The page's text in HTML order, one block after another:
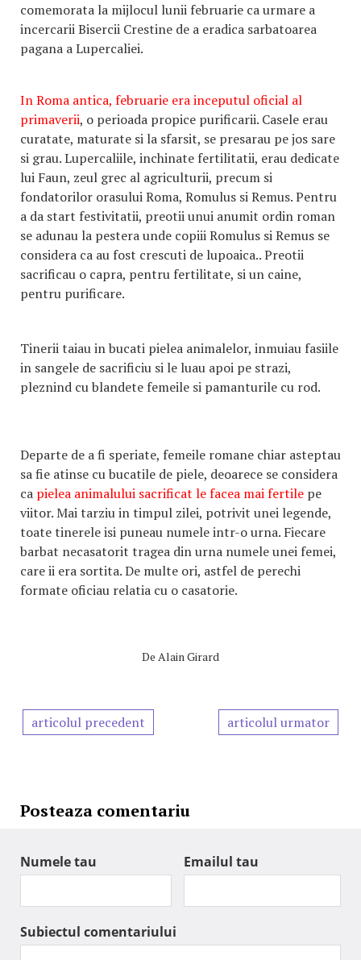
comemorata la mijlocul lunii februarie ca urmare a
incercarii Bisercii Crestine de a eradica sarbatoarea
pagana a Lupercaliei.
In Roma antica, februarie era inceputul oficial al
primaverii, o perioada propice purificarii. Casele erau
curatate, maturate si la sfarsit, se presarau pe jos sare
si grau. Lupercaliile, inchinate fertilitatii, erau dedicate
lui Faun, zeul grec al agriculturii, precum si
fondatorilor orasului Roma, Romulus si Remus. Pentru
a da start festivitatii, preotii unui anumit ordin roman
se adunau la pestera unde copiii Romulus si Remus se
considera ca au fost crescuti de lupoaica.. Preotii
sacrificau o capra, pentru fertilitate, si un caine,
pentru purificare.
Tinerii taiau in bucati pielea animalelor, inmuiau fasiile
in sangele de sacrificiu si le luau apoi pe strazi,
pleznind cu blandete femeile si pamanturile cu rod.
Departe de a fi speriate, femeile romane chiar asteptau
sa fie atinse cu bucatile de piele, deoarece se considera
ca pielea animalului sacrificat le facea mai fertile pe
viitor. Mai tarziu in timpul zilei, potrivit unei legende,
toate tinerele isi puneau numele intr-o urna. Fiecare
barbat necasatorit tragea din urna numele unei femei,
care ii era sortita. De multe ori, astfel de perechi
formate oficiau relatia cu o casatorie.
De Alain Girard
articolul precedent articolul urmator
Posteaza comentariu
Numele tau Emailul tau
Subiectul comentariului